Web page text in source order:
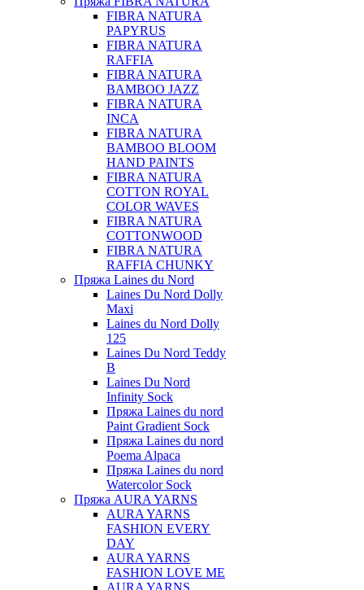
FIBRA NATURA
PAPYRUS
FIBRA NATURA
RAFFIA
FIBRA NATURA
BAMBOO JAZZ
FIBRA NATURA
INCA
FIBRA NATURA
BAMBOO BLOOM
HAND PAINTS
FIBRA NATURA
COTTON ROYAL
COLOR WAVES
FIBRA NATURA
COTTONWOOD
FIBRA NATURA
RAFFIA CHUNKY
Пряжа Laines du Nord
Laines Du Nord Dolly
Maxi
Laines du Nord Dolly
125
Laines Du Nord Teddy
B
Laines Du Nord
Infinity Sock
Пряжа Laines du nord
Paint Gradient Sock
Пряжа Laines du nord
Poema Alpaca
Пряжа Laines du nord
Watercolor Sock
Пряжа AURA YARNS
AURA YARNS
FASHION EVERY
DAY
AURA YARNS
FASHION LOVE ME
AURA YARNS